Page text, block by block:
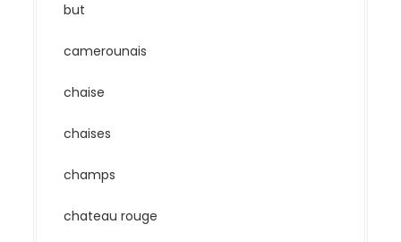
but
camerounais
chaise
chaises
champs
chateau rouge